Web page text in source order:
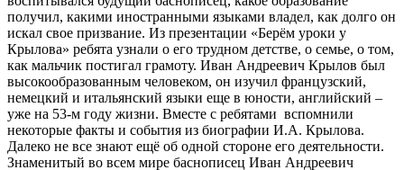
получил, какими иностранными языками владел, как долго он
искал свое призвание. Из презентации «Берём уроки у
Крылова» ребята узнали о его трудном детстве, о семье, о том,
как мальчик постигал грамоту. Иван Андреевич Крылов был
высокообразованным человеком, он изучил французский,
немецкий и итальянский языки еще в юности, английский –
уже на 53-м году жизни. Вместе с ребятами вспомнили
некоторые факты и события из биографии И.А. Крылова.
Далеко не все знают ещё об одной стороне его деятельности.
Знаменитый во всем мире баснописец Иван Андреевич